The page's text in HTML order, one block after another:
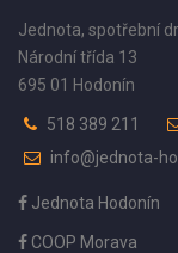
Jednota, spotřební
Národní třída 13
695 01 Hodonín
518 389 211
info@jednota-
Jednota Hodonín
COOP Morava